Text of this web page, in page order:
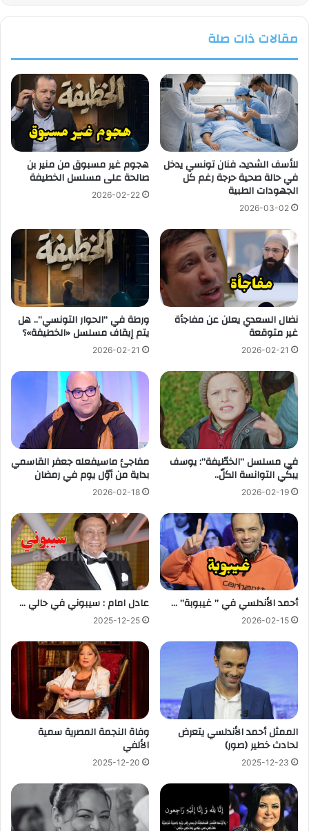
مقالات ذات صلة
للأسف الشديد، فنان تونسي يدخل
في حالة صحية حرجة رغم كل
الجهودات الطبية
2026-03-02
هجوم غير مسبوق من منير بن
صالحة على مسلسل الخطيفة
2026-02-22
نضال السعدي يعلن عن مفاجأة
غير متوقعة
2026-02-21
ورطة في “الحوار التونسي”.. هل
يتم إيقاف مسلسل «الخطيفة»؟
2026-02-21
في مسلسل ”الخطّيفة”: يوسف
يبكّي التوانسة الكلّ..
2026-02-19
مفاجئ ماسيفعله جعفر القاسمي
بداية من أوّل يوم في رمضان
2026-02-18
أحمد الأندلسي في ” غيبوبة” …
2026-02-15
عادل امام : سيبوني في حالي …
2025-12-25
الممثل أحمد الأندلسي يتعرض
لحادث خطير (صور)
2025-12-23
وفاة النجمة المصرية سمية
الألفي
2025-12-20